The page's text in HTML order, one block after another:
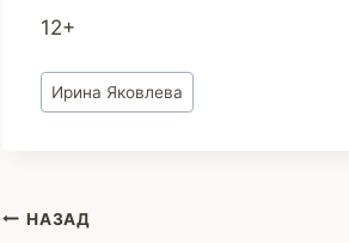
12+
Метки
записи:
Ирина Яковлева
Навигация
НАЗАД